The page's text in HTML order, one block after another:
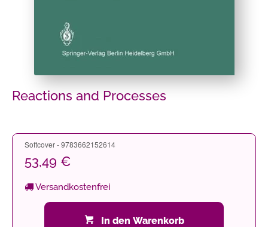
Reactions and Processes
Softcover - 9783662152614
53,49 €
Versandkostenfrei
In den Warenkorb